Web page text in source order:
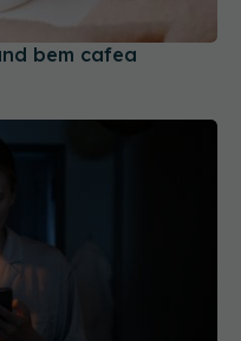
bem cafea